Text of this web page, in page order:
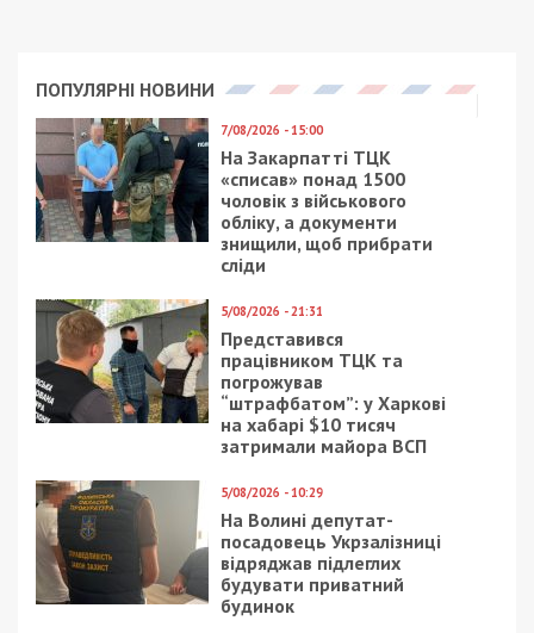
ПОПУЛЯРНІ НОВИНИ
7/08/2026 - 15:00
На Закарпатті ТЦК
«списав» понад 1500
чоловік з військового
обліку, а документи
знищили, щоб прибрати
сліди
5/08/2026 - 21:31
Представився
працівником ТЦК та
погрожував
“штрафбатом”: у Харкові
на хабарі $10 тисяч
затримали майора ВСП
5/08/2026 - 10:29
На Волині депутат-
посадовець Укрзалізниці
відряджав підлеглих
будувати приватний
будинок